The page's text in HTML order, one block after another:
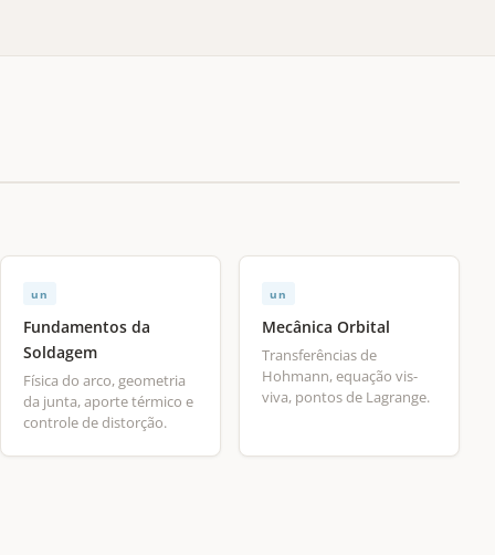
un
Fundamentos da
Soldagem
Física do arco, geometria
da junta, aporte térmico e
controle de distorção.
un
Mecânica Orbital
Transferências de
Hohmann, equação vis-
viva, pontos de Lagrange.